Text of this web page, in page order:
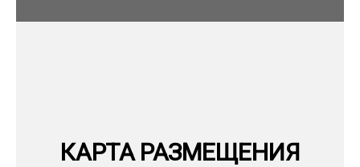
КАРТА РАЗМЕЩЕНИЯ